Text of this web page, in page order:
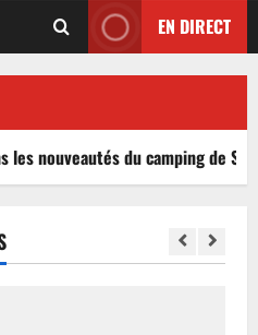
EN DIRECT
nouveautés du camping de